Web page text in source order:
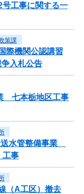
工事に関する一
策課
際機関公認講習
入札公告
七本栃地区工事
送水管整備事業
工事
（A工区）撤去